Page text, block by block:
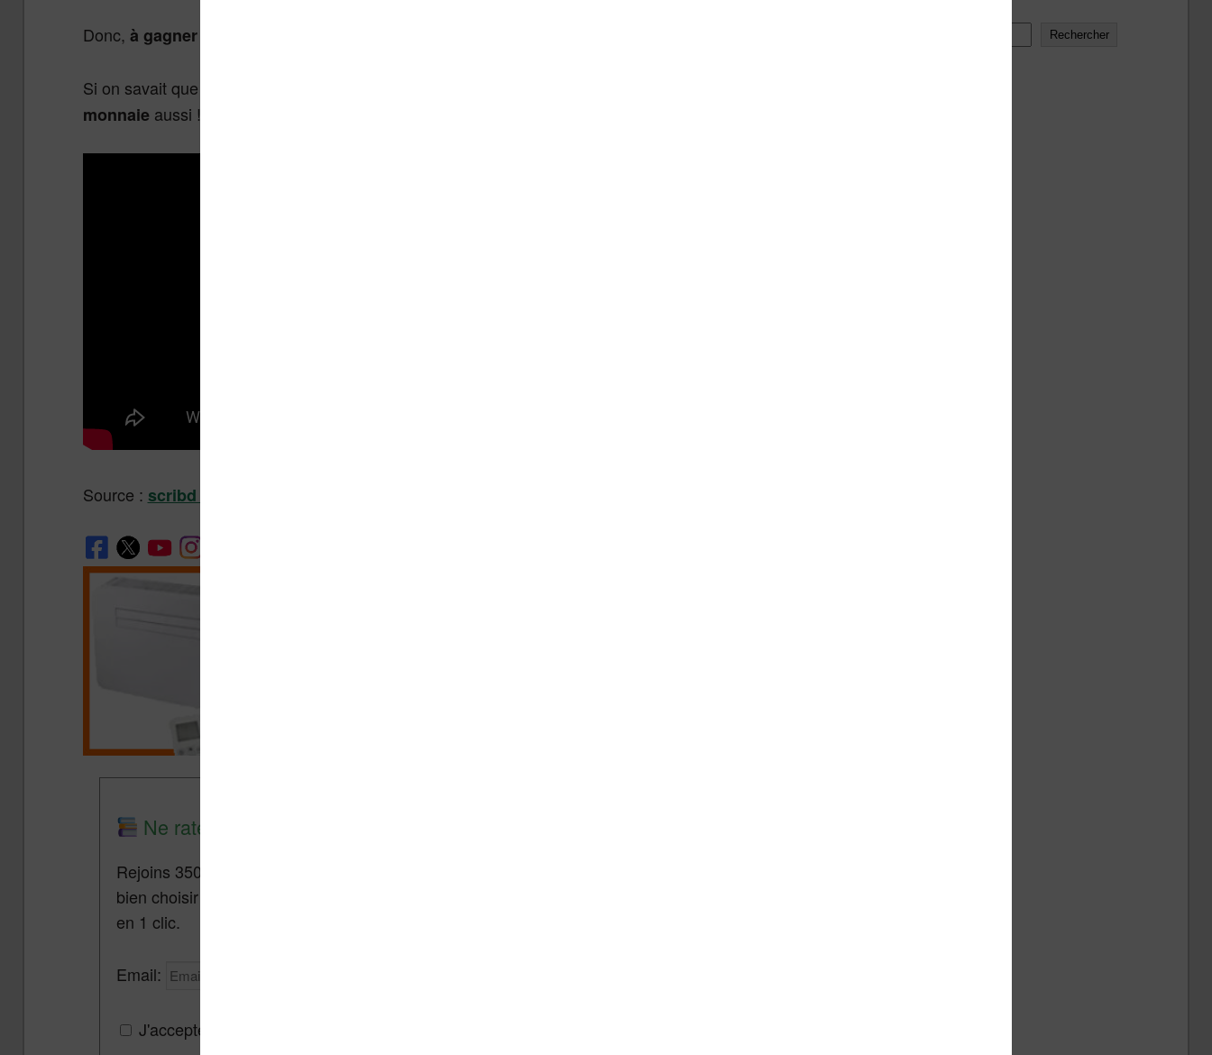
Donc, à gagner plus d’argent
Si on savait que
monnaie aussi !
Source : scribd
Ne rate plus aucune promo liseuse !
Rejoins 3500 lecteurs qui reçoivent chaque mois les meilleures promos + conseils pour
bien choisir et utiliser leur liseuse.
en 1 clic.
Email:
J'accepte de recevoir des mises à jour et des promotions par e-mail.
Rechercher